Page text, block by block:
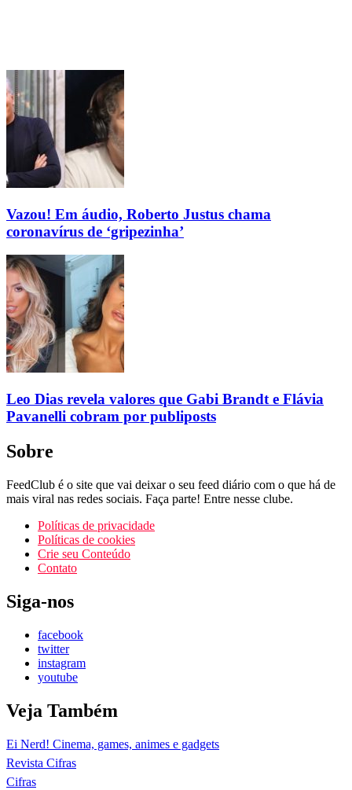
Vazou! Em áudio, Roberto Justus chama
coronavírus de ‘gripezinha’
Leo Dias revela valores que Gabi Brandt e Flávia
Pavanelli cobram por publiposts
Sobre
FeedClub é o site que vai deixar o seu feed diário com o que há de
mais viral nas redes sociais. Faça parte! Entre nesse clube.
Políticas de privacidade
Políticas de cookies
Crie seu Conteúdo
Contato
Siga-nos
facebook
twitter
instagram
youtube
Veja Também
Ei Nerd! Cinema, games, animes e gadgets
Revista Cifras
Cifras